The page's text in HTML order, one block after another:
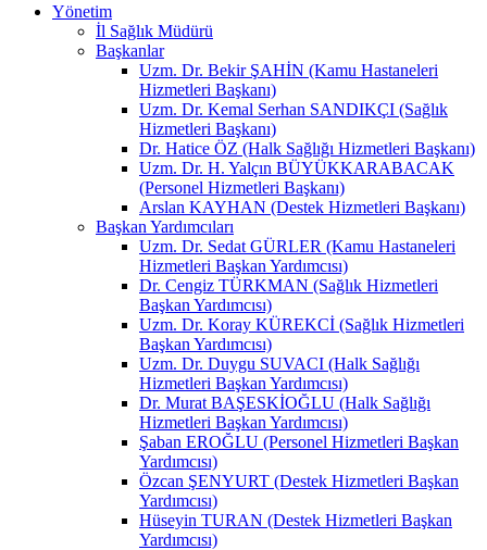
Yönetim
İl Sağlık Müdürü
Başkanlar
Uzm. Dr. Bekir ŞAHİN (Kamu Hastaneleri
Hizmetleri Başkanı)
Uzm. Dr. Kemal Serhan SANDIKÇI (Sağlık
Hizmetleri Başkanı)
Dr. Hatice ÖZ (Halk Sağlığı Hizmetleri Başkanı)
Uzm. Dr. H. Yalçın BÜYÜKKARABACAK
(Personel Hizmetleri Başkanı)
Arslan KAYHAN (Destek Hizmetleri Başkanı)
Başkan Yardımcıları
Uzm. Dr. Sedat GÜRLER (Kamu Hastaneleri
Hizmetleri Başkan Yardımcısı)
Dr. Cengiz TÜRKMAN (Sağlık Hizmetleri
Başkan Yardımcısı)
Uzm. Dr. Koray KÜREKCİ (Sağlık Hizmetleri
Başkan Yardımcısı)
Uzm. Dr. Duygu SUVACI (Halk Sağlığı
Hizmetleri Başkan Yardımcısı)
Dr. Murat BAŞESKİOĞLU (Halk Sağlığı
Hizmetleri Başkan Yardımcısı)
Şaban EROĞLU (Personel Hizmetleri Başkan
Yardımcısı)
Özcan ŞENYURT (Destek Hizmetleri Başkan
Yardımcısı)
Hüseyin TURAN (Destek Hizmetleri Başkan
Yardımcısı)